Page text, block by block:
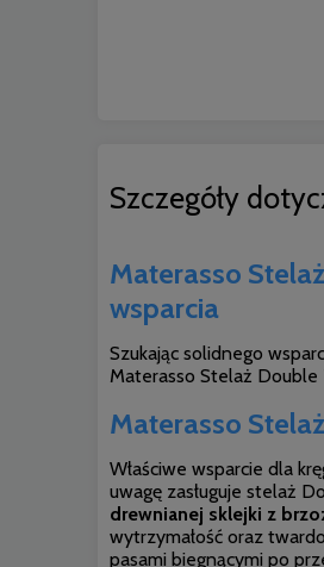
Szczegóły
Materasso
wsparcia
Szukając solidnego
Materasso Stelaż
Materasso
Właściwe wsparcie dla
uwagę zasługuje stelaż
drewnianej sklejki z
wytrzymałość oraz
pasami biegnącymi po